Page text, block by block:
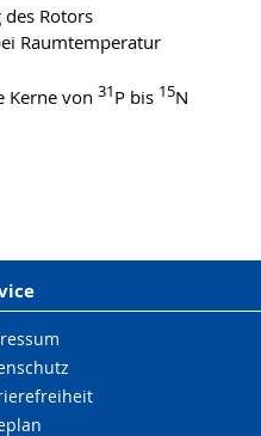
Rotors
Raumtemperatur
Kerne von 31P bis 15N